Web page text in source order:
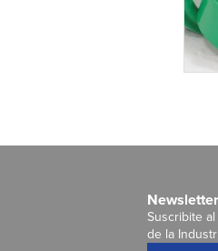
Newsletter
Suscribite
de la